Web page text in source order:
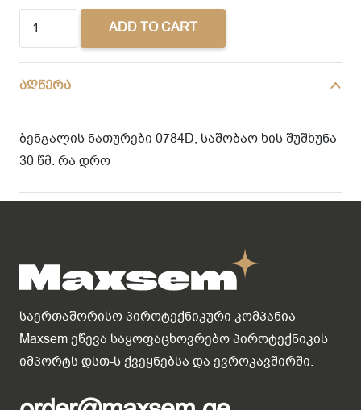
SPARKLERS
(0784D)
quantity
ADD TO CART
აღწერა
ბენგალის ნათურები 0784D, საშობაო ხის შუშხუნა
30 წმ. რა დრო
საერთაშორისო პიროტექნიკური კომპანია
Maxsem ეწევა საყოფაცხოვრებო პიროტექნიკის
იმპორტს დსთ-ს ქვეყნებსა და ევროკავშირში.